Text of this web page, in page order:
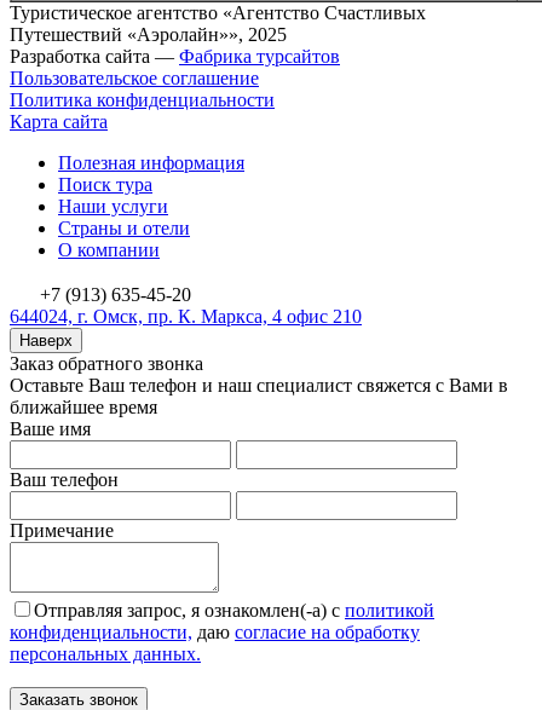
Туристическое агентство «Агентство Счастливых
Путешествий «Аэролайн»», 2025
Разработка сайта — Фабрика турсайтов
Пользовательское соглашение
Политика конфиденциальности
Карта сайта
Полезная информация
Поиск тура
Наши услуги
Страны и отели
О компании
+7 (913) 635-45-20
644024, г. Омск, пр. К. Маркса, 4 офис 210
Наверх
Заказ обратного звонка
Оставьте Ваш телефон и наш специалист свяжется с Вами в
ближайшее время
Ваше имя
Ваш телефон
Примечание
Отправляя запрос, я ознакомлен(-а) с политикой
конфиденциальности, даю согласие на обработку
персональных данных.
Заказать звонок